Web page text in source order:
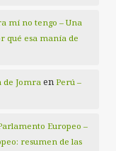
mí no tengo – Una
qué esa manía de
Jomra en Perú –
Europeo –
resumen de las